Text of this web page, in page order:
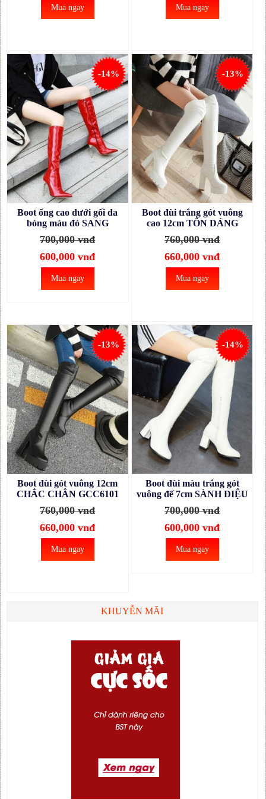
Mua ngay Mua ngay
-14%
Boot ống cao dưới gối da
bóng màu đỏ SANG
CHẢNH GCC2703
700,000 vnđ
600,000 vnđ
Mua ngay
-13%
Boot đùi trắng gót vuông
cao 12cm TÔN DÁNG
GCC6102
760,000 vnđ
660,000 vnđ
Mua ngay
-13%
Boot đùi gót vuông 12cm
CHẮC CHÂN GCC6101
760,000 vnđ
660,000 vnđ
Mua ngay
-14%
Boot đùi màu trắng gót
vuông đế 7cm SÀNH ĐIỆU
GCC5102
700,000 vnđ
600,000 vnđ
Mua ngay
KHUYỄN MÃI